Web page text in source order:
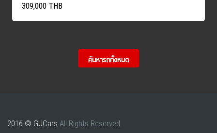
309,000 THB
ค้นหารถทั้งหมด
2016 © GUCars All Rights Reserved.